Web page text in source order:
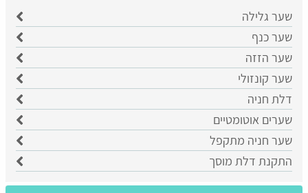
​שער גלילה
שער כנף
שער הזזה
שער קונזולי
דלת חניה
שערים אוטומטיים
שער חניה מתקפל
התקנת דלת מוסך